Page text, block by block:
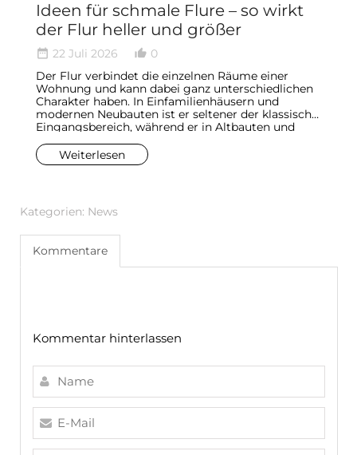
Ideen für schmale Flure – so wirkt
der Flur heller und größer
date_range 22 Juli 2026 thumb_up_alt 0
Der Flur verbindet die einzelnen Räume einer
Wohnung und kann dabei ganz unterschiedlichen
Charakter haben. In Einfamilienhäusern und
modernen Neubauten ist er seltener der klassische
Eingangsbereich, während er in Altbauten und
– und dann oft als schmaler Flur.
Weiterlesen
Kategorien: News
Kommentare
Kommentar hinterlassen